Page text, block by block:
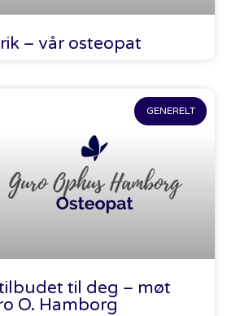
– vår osteopat
GENERELT
til deg – møt
O. Hamborg